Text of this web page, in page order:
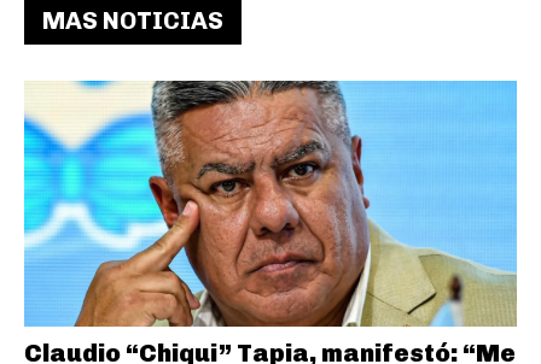
MAS NOTICIAS
Claudio “Chiqui” Tapia, manifestó: “Me